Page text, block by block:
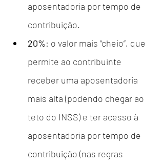
aposentadoria por tempo de
contribuição.
20%: o valor mais “cheio”, que
permite ao contribuinte
receber uma aposentadoria
mais alta (podendo chegar ao
teto do INSS) e ter acesso à
aposentadoria por tempo de
contribuição (nas regras